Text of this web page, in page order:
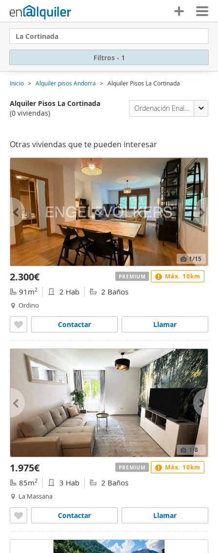
La Cortinada
Filtros - 1
Inicio Alquiler pisos Andorra Alquiler Pisos La Cortinada
Alquiler Pisos La Cortinada
(0 viviendas)
Ordenación Enalquiler
Otras viviendas que te pueden interesar
1/15
2.300€
91m2 2 Hab 2 Baños
Ordino
Llamar
Contactar
PREMIUM Máx. 10km
1/8
1.975€
85m2 3 Hab 2 Baños
La Massana
Llamar
Contactar
PREMIUM Máx. 10km